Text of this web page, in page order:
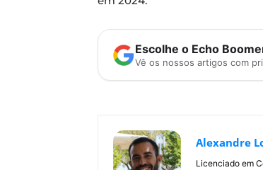
Escolhe o Echo
Vê os nossos artigos com
Alexandre
Licenciado em